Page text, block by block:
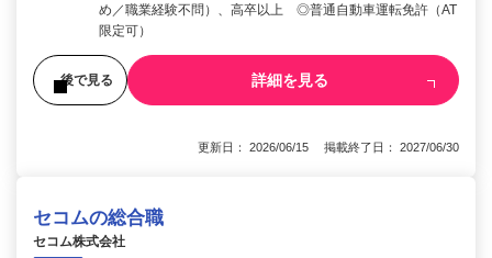
め／職業経験不問）、高卒以上 ◎普通自動車運転免許（AT
限定可）
後で見る 詳細を見る
更新日： 2026/06/15 掲載終了日： 2027/06/30
セコムの総合職
セコム株式会社